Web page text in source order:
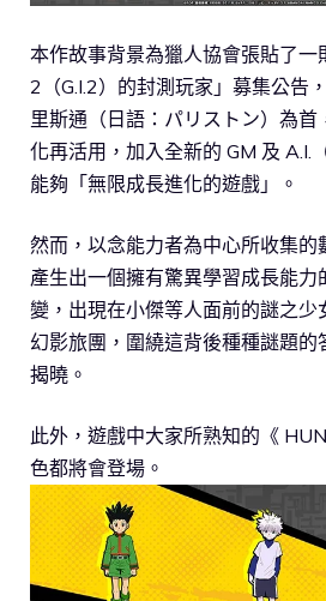
本作故事背景為獵人協會張貼了一
2（G.I.2）的封測玩家」募集公告
里斯通（日語：パリストン）為首
化再活用，加入全新的 GM 及 A.I.
能夠「無限成長進化的遊戲」。
然而，以念能力者為中心所收集的
產生出一個擁有驚異學習成長能力
變，出現在小傑等人面前的謎之少
幻影旅團，圍繞這背後種種謎題的
揭曉。
此外，遊戲中大家所熟知的《
色都將會登場。